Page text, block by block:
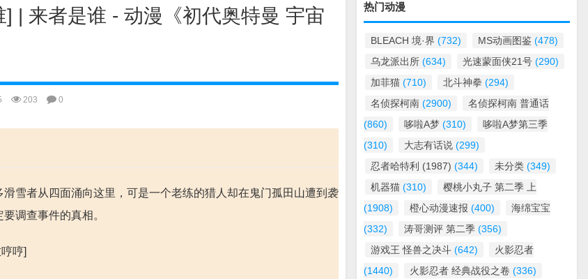
| 来者是谁 - 动漫《初代奥特曼 宇宙
203 0
雪者从四面涌向这里，可是一个老练的猎人却在鬼门孤田山遭到袭
调查事件的真相。
哼]
热门动漫
BLEACH 境·界 (732) MS动画图鉴 (478)
乌龙派出所 (634) 光速蒙面侠21号 (290)
加菲猫 (710) 北斗神拳 (294)
名侦探柯南 (2900)
名侦探柯南 普通话
(860)
哆啦A梦 (310)
哆啦A梦第三季
(310)
大志有话说 (299)
忍者哈特利 (1987) (344) 未分类 (349)
机器猫 (310)
樱桃小丸子 第二季 上
(1908)
橙心动漫速报 (400)
海绵宝宝
(332)
涛哥测评 第二季 (356)
游戏王 怪兽之决斗 (642)
火影忍者
(1440)
火影忍者 经典战役之卷 (336)